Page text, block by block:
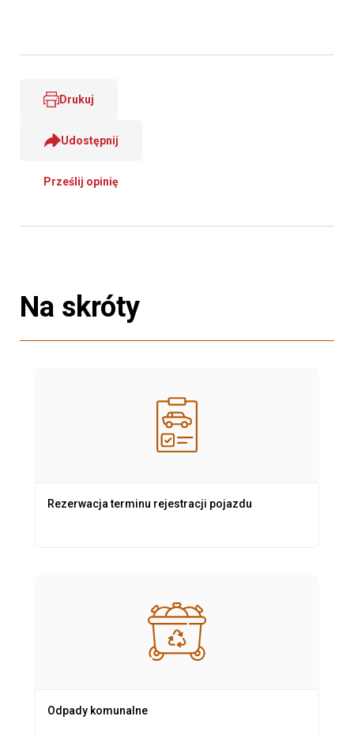
Drukuj
Udostępnij
Prześlij opinię
Na skróty
Rezerwacja terminu rejestracji pojazdu
Odpady komunalne